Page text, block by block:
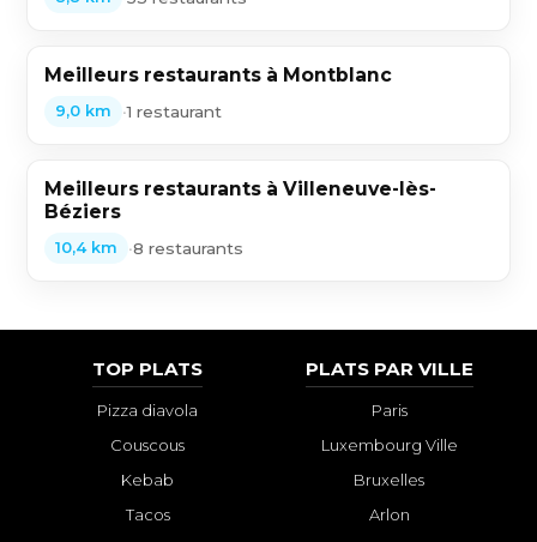
Meilleurs restaurants à Montblanc
9,0 km •1 restaurant
Meilleurs restaurants à Villeneuve-lès-
Béziers
10,4 km •8 restaurants
TOP PLATS
Pizza diavola
Couscous
Kebab
Tacos
PLATS PAR VILLE
Paris
Luxembourg Ville
Bruxelles
Arlon